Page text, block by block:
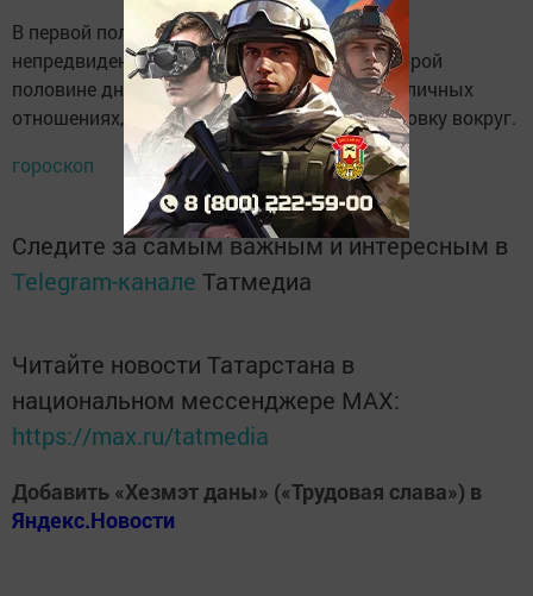
В первой половине дня могут возникнуть
непредвиденные сложности в семье. Во второй
половине дня расставьте акценты в ваших личных
отношениях, создайте гармоничную обстановку вокруг.
гороскоп
Следите за самым важным и интересным в
Telegram-канале Татмедиа
Читайте новости Татарстана в
национальном мессенджере MАХ:
https://max.ru/tatmedia
Добавить «Хезмэт даны» («Трудовая слава») в
Яндекс.Новости